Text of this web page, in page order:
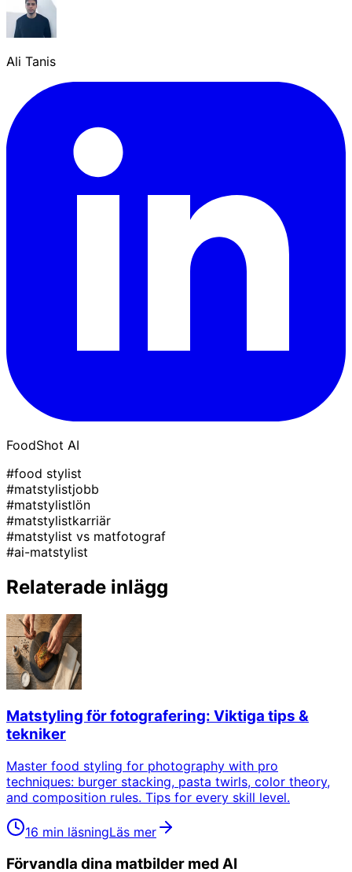
Ali Tanis
FoodShot AI
#food stylist
#matstylistjobb
#matstylistlön
#matstylistkarriär
#matstylist vs matfotograf
#ai-matstylist
Relaterade inlägg
Matstyling för fotografering: Viktiga tips &
tekniker
Master food styling for photography with pro
techniques: burger stacking, pasta twirls, color theory,
and composition rules. Tips for every skill level.
16 min läsningLäs mer
Förvandla dina matbilder med AI